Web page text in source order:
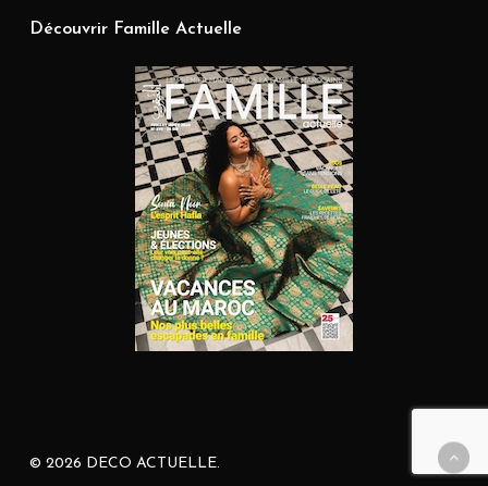
Découvrir Famille Actuelle
© 2026 DECO ACTUELLE.